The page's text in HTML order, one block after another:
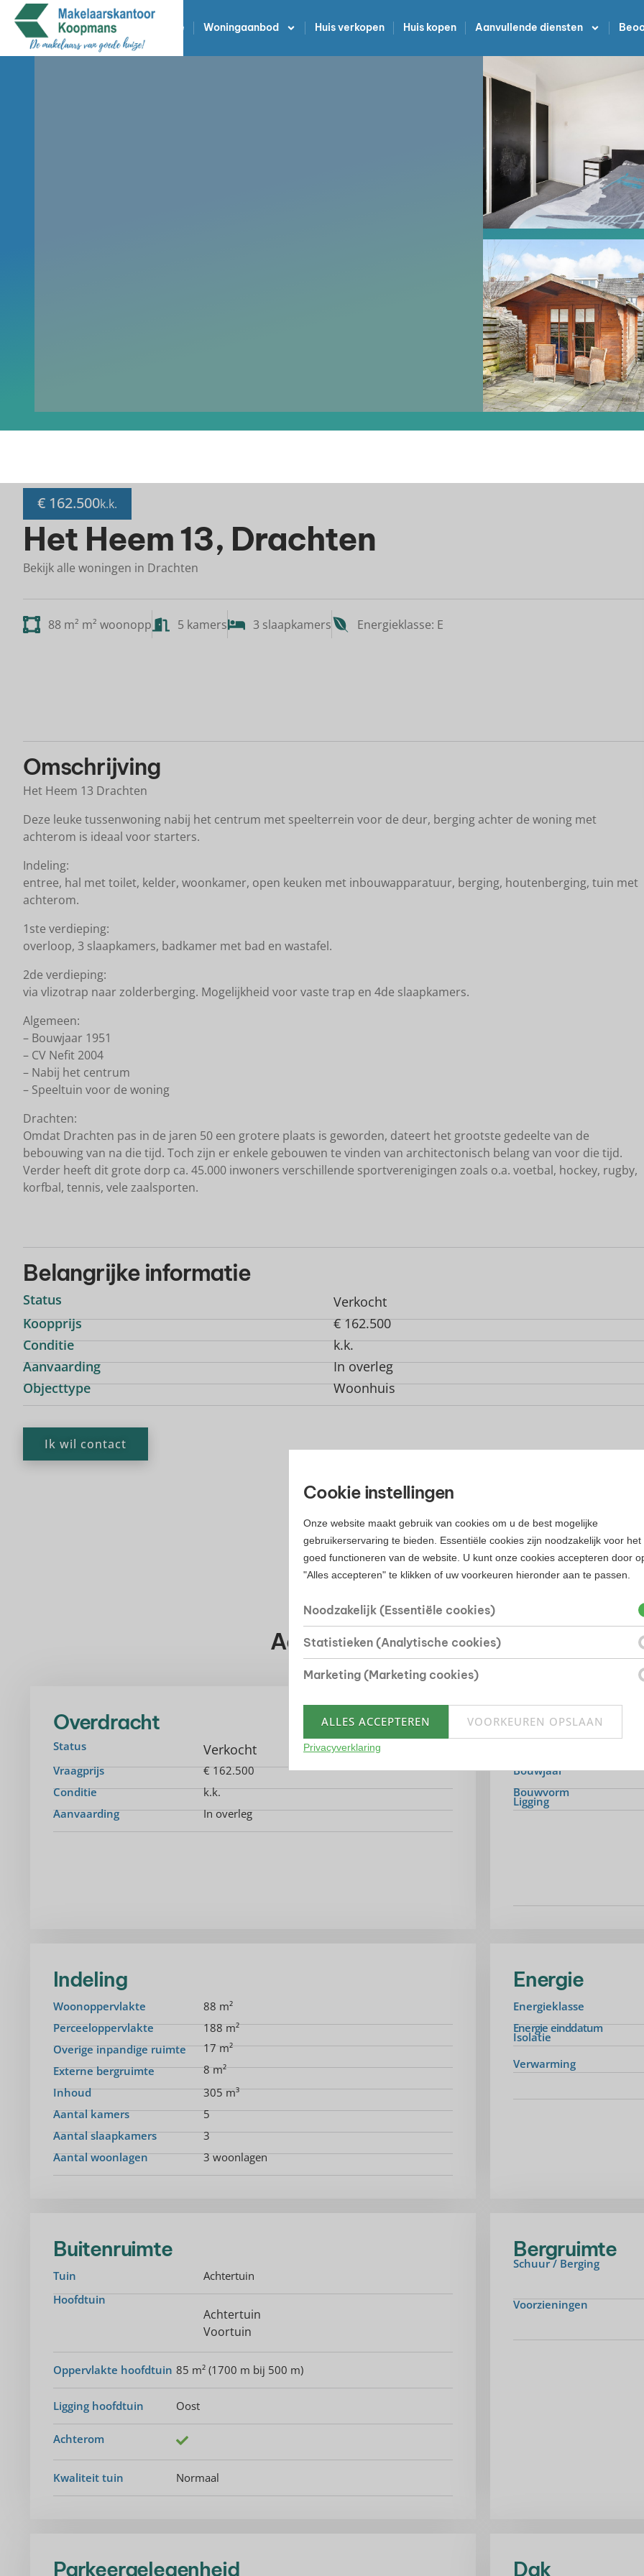
Home Woningaanbod Huis verkopen Huis kopen Aanvullende diensten
€ 162.500k.k.
Het Heem 13, Drachten
Bekijk alle woningen in Drachten
88 m² m² woonopp 5 kamers 3 slaapkamers Energieklasse: E
Omschrijving
Het Heem 13 Drachten
Deze leuke tussenwoning nabij het centrum met speelterrein voor de deur, berging achter de woning met
achterom is ideaal voor starters.
Indeling:
entree, hal met toilet, kelder, woonkamer, open keuken met inbouwapparatuur, berging, houtenberging, tuin met
achterom.
1ste verdieping:
overloop, 3 slaapkamers, badkamer met bad en wastafel.
2de verdieping:
via vlizotrap naar zolderberging. Mogelijkheid voor vaste trap en 4de slaapkamers.
Algemeen:
– Bouwjaar 1951
– CV Nefit 2004
– Nabij het centrum
– Speeltuin voor de woning
Drachten:
Omdat Drachten pas in de jaren 50 een grotere plaats is geworden, dateert het grootste gedeelte van de
bebouwing van na die tijd. Toch zijn er enkele gebouwen te vinden van architectonisch belang van voor die tijd.
Verder heeft dit grote dorp ca. 45.000 inwoners verschillende sportverenigingen zoals o.a. voetbal, hockey, rugby,
korfbal, tennis, vele zaalsporten.
Belangrijke informatie
Status
Verkocht
Koopprijs
€ 162.500
Conditie
k.k.
Aanvaarding
In overleg
Objecttype
Woonhuis
Ik wil contact
UITGEBREIDE KENMERKEN
Aanvullende informatie
Overdracht
Status Verkocht
Vraagprijs
€ 162.500
Conditie
k.k.
Aanvaarding
In overleg
Bouwvorm
Bouwjaar
Bouwvorm
Ligging
Indeling
Woonoppervlakte
88 m²
Perceeloppervlakte
188 m²
Overige inpandige ruimte
17 m²
Externe bergruimte
8 m²
Inhoud
305 m³
Aantal kamers
5
Aantal slaapkamers
3
Aantal woonlagen
3 woonlagen
Energie
Energieklasse
Energie einddatum
Isolatie
Verwarming
Buitenruimte
Tuin
Achtertuin
Hoofdtuin
Achtertuin
Voortuin
Oppervlakte hoofdtuin 85 m² (1700 m bij 500 m)
Ligging hoofdtuin Oost
Achterom
Kwaliteit tuin Normaal
Bergruimte
Schuur / Berging
Voorzieningen
Parkeergelegenheid Dak
Cookie instellingen
Onze website maakt gebruik van cookies om u de best mogelijke
gebruikerservaring te bieden. Essentiële cookies zijn noodzakelijk voor het
goed functioneren van de website. U kunt onze cookies accepteren door
"Alles accepteren" te klikken of uw voorkeuren hieronder aan te passen.
Noodzakelijk (Essentiële cookies)
Statistieken (Analytische cookies)
Marketing (Marketing cookies)
ALLES ACCEPTEREN VOORKEUREN OPSLAAN
Privacyverklaring